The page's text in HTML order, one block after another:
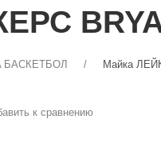
БАСКЕТБОЛ Майка
к сравнению